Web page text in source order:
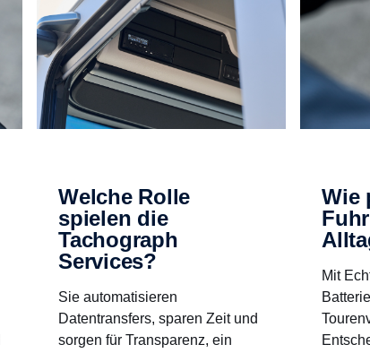
Welche Rolle
spielen die
Tachograph
Services?
Sie automatisieren
Datentransfers, sparen Zeit und
sorgen für Transparenz, ein
Wie
Mit